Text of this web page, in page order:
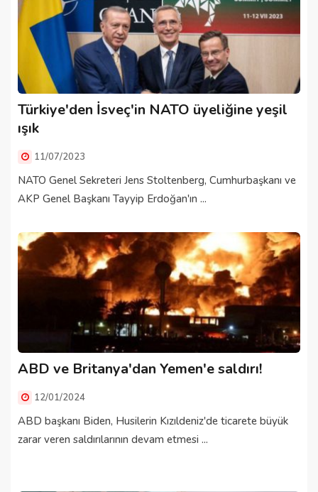
Türkiye'den İsveç'in NATO üyeliğine yeşil
ışık
11/07/2023
NATO Genel Sekreteri Jens Stoltenberg, Cumhurbaşkanı ve
AKP Genel Başkanı Tayyip Erdoğan'ın ...
ABD ve Britanya'dan Yemen'e saldırı!
12/01/2024
ABD başkanı Biden, Husilerin Kızıldeniz'de ticarete büyük
zarar veren saldırılarının devam etmesi ...